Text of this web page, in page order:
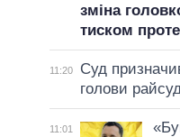
зміна
тиском
11:20
Суд
голови
11:01